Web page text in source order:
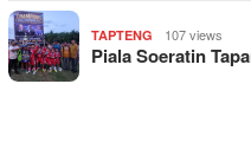
TAPTENG 107 views
Piala Soeratin